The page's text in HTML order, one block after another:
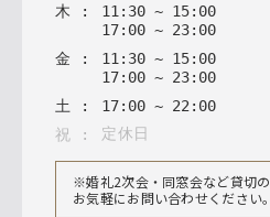
木 : 11 : 30 ~ 15: 00
17: 00 ~ 23: 00
金 : 11 : 30 ~ 15: 00
17: 00 ~ 23: 00
土 : 17: 00 ~ 22 : 00
祝 : 定休日
※婚礼2次会・同窓会など貸切の
お気軽にお問い合わせください。